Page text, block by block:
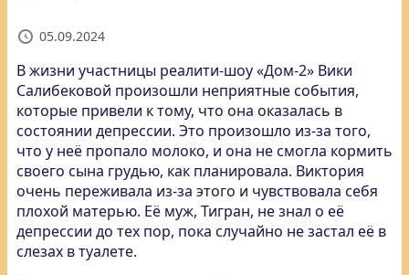
05.09.2024
В жизни участницы реалити-шоу «Дом-2» Вики
Салибековой произошли неприятные события,
которые привели к тому, что она оказалась в
состоянии депрессии. Это произошло из-за того,
что у неё пропало молоко, и она не смогла кормить
своего сына грудью, как планировала. Виктория
очень переживала из-за этого и чувствовала себя
плохой матерью. Её муж, Тигран, не знал о её
депрессии до тех пор, пока случайно не застал её в
слезах в туалете.